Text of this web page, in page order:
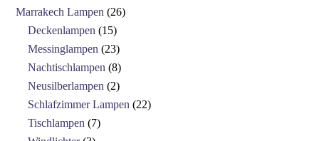
Marrakech Lampen
26
Deckenlampen
15
Messinglampen
23
Nachtischlampen
8
Neusilberlampen
2
Schlafzimmer Lampen
22
Tischlampen
7